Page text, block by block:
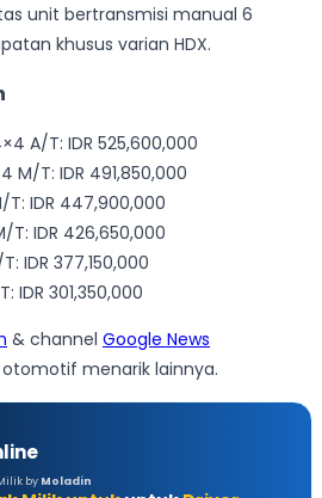
unit bertransmisi manual 6
khusus varian HDX.
A/T: IDR 525,600,000
M/T: IDR 491,850,000
IDR 447,900,000
T: IDR 426,650,000
IDR 377,150,000
IDR 301,350,000
& channel Google News
menarik lainnya.
by Moladin